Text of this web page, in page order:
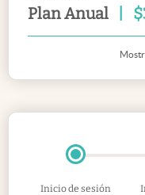
Plan Anual $
Inicio de sesión